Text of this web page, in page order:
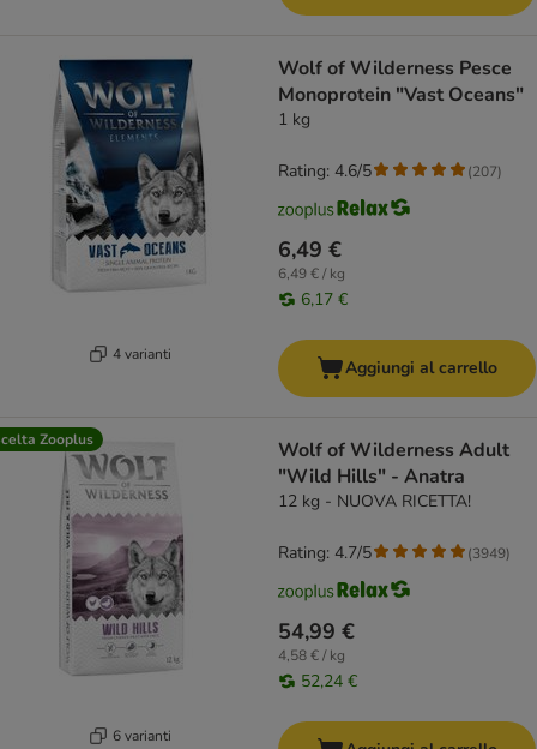
4 varianti
Wolf of Wilderness Pesce
Monoprotein "Vast Oceans"
1 kg
6,49 €
6,49 € / kg
6,17 €
Rating: 4.6/5 (207)
Aggiungi al carrello
Zooplus
6 varianti
Wolf of Wilderness Adult
"Wild Hills" - Anatra
12 kg - NUOVA RICETTA!
54,99 €
4,58 € / kg
52,24 €
Rating: 4.7/5 (3949)